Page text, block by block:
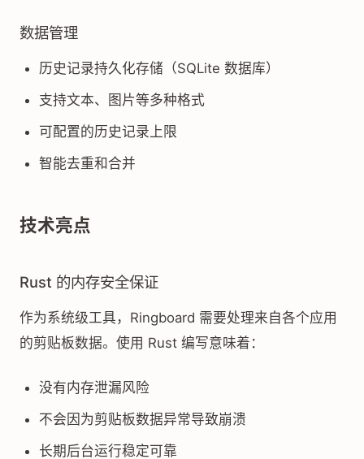
数据管理
历史记录持久化存储（SQLite 数据库）
支持文本、图片等多种格式
可配置的历史记录上限
智能去重和合并
技术亮点
Rust 的内存安全保证
作为系统级工具，Ringboard 需要处理来自各个应用
的剪贴板数据。使用 Rust 编写意味着：
没有内存泄漏风险
不会因为剪贴板数据异常导致崩溃
长期后台运行稳定可靠